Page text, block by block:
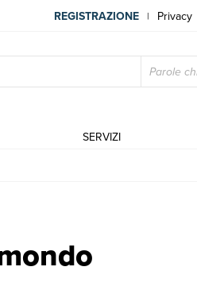
REGISTRAZIONE | Privacy
SERVIZI
| Biagi Enzo